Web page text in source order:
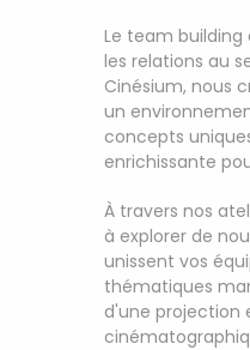
Le team building
les relations au
Cinésium, nous
un
concepts
enrichissante
À travers nos
à explorer de
unissent vos
thématiques
d'une projection